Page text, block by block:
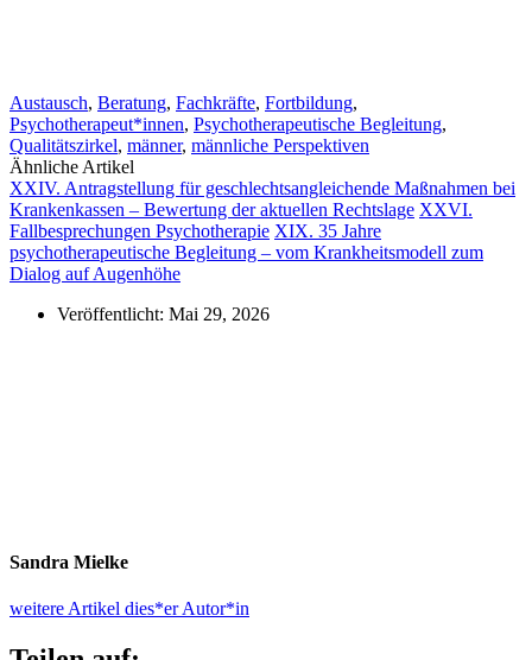
Austausch, Beratung, Fachkräfte, Fortbildung,
Psychotherapeut*innen, Psychotherapeutische Begleitung,
Qualitätszirkel, männer, männliche Perspektiven
Ähnliche Artikel
XXIV. Antragstellung für geschlechtsangleichende Maßnahmen bei
Krankenkassen – Bewertung der aktuellen Rechtslage XXVI.
Fallbesprechungen Psychotherapie XIX. 35 Jahre
psychotherapeutische Begleitung – vom Krankheitsmodell zum
Dialog auf Augenhöhe
Veröffentlicht: Mai 29, 2026
Sandra Mielke
weitere Artikel dies*er Autor*in